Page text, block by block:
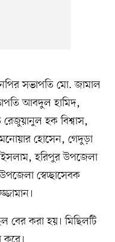
সভাপতি মো. জামাল
আবদুল হামিদ,
রেজুয়ানুল হক বিশ্বাস,
হোসেন, গেদুড়া
হরিপুর উপজেলা
স্বেচ্ছাসেবক
বের করা হয়। মিছিলটি